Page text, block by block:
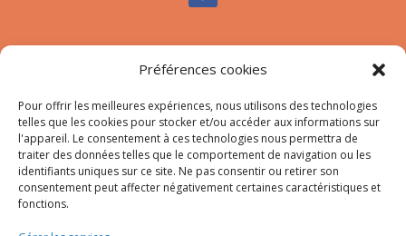
Préférences cookies
Pour offrir les meilleures expériences, nous utilisons des technologies
telles que les cookies pour stocker et/ou accéder aux informations sur
l'appareil. Le consentement à ces technologies nous permettra de
traiter des données telles que le comportement de navigation ou les
identifiants uniques sur ce site. Ne pas consentir ou retirer son
consentement peut affecter négativement certaines caractéristiques et
fonctions.
Nous contacter
Mail:secretariat-mairie@afa.corsica
Adresse :785 Strada d’Afà – Merria 20167 Afa